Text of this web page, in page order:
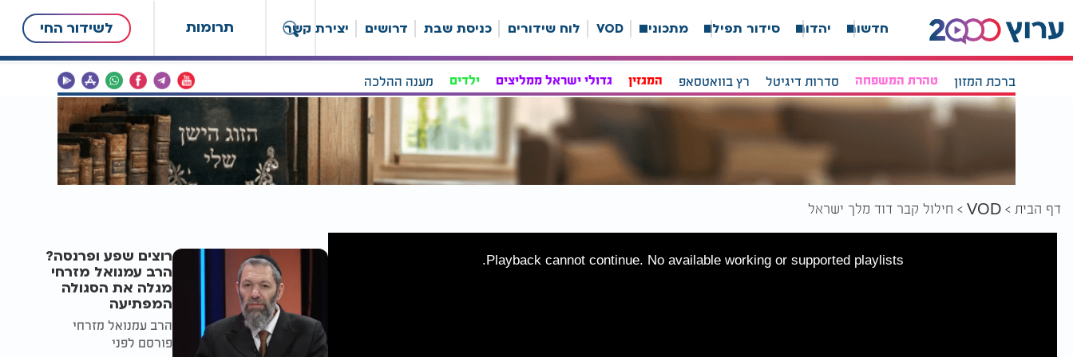
תרומות לשידור החי חדשות יהדות סידור תפילה מתכונים VOD לוח שידורים כניסת שבת דרושים יצירת קשר
ברכת המזון טהרת המשפחה סדרות דיגיטל רץ בוואטסאפ המגזין גדולי ישראל ממליצים ילדים מענה ההלכה
דף הבית VOD חילול קבר דוד מלך ישראל
Playback cannot continue. No available working or supported playlists.
רוצים שפע ופרנסה?
הרב עמנואל מזרחי
מגלה את הסגולה
המפתיעה
הרב עמנואל מזרחי
פורסם לפני